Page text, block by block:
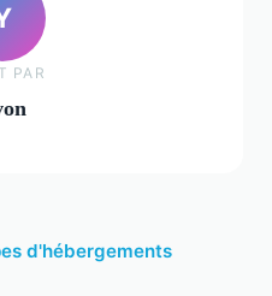
PAR
d'hébergements